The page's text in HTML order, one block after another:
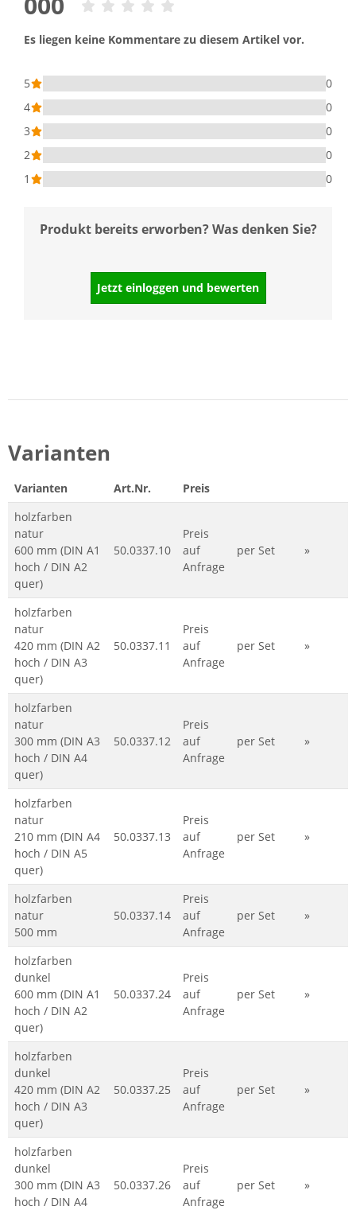
Es liegen keine Kommentare zu diesem Artikel vor.
5
0
4
0
3
0
2
0
1
0
Produkt bereits erworben? Was denken Sie?
Jetzt einloggen und bewerten
Varianten
Varianten Art.Nr.
Preis
holzfarben
natur
600 mm (DIN A1
hoch / DIN A2
quer)
50.0337.10
Preis
auf
Anfrage
per Set »
holzfarben
natur
420 mm (DIN A2
hoch / DIN A3
quer)
50.0337.11
Preis
auf
Anfrage
per Set »
holzfarben
natur
300 mm (DIN A3
hoch / DIN A4
quer)
50.0337.12
Preis
auf
Anfrage
per Set »
holzfarben
natur
210 mm (DIN A4
hoch / DIN A5
quer)
50.0337.13
Preis
auf
Anfrage
per Set »
holzfarben
natur
500 mm
50.0337.14
Preis
auf
Anfrage
per Set »
holzfarben
dunkel
600 mm (DIN A1
hoch / DIN A2
quer)
50.0337.24
Preis
auf
Anfrage
per Set »
holzfarben
dunkel
420 mm (DIN A2
hoch / DIN A3
quer)
50.0337.25
Preis
auf
Anfrage
per Set »
holzfarben
dunkel
300 mm (DIN A3
hoch / DIN A4
50.0337.26
Preis
auf
Anfrage
per Set »